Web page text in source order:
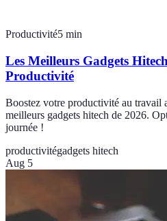
Productivité5 min
Les Meilleurs Gadgets
Productivité
Boostez votre productivité au travail
meilleurs gadgets hitech de 2026.
journée !
productivitégadgets hitech
Aug 5